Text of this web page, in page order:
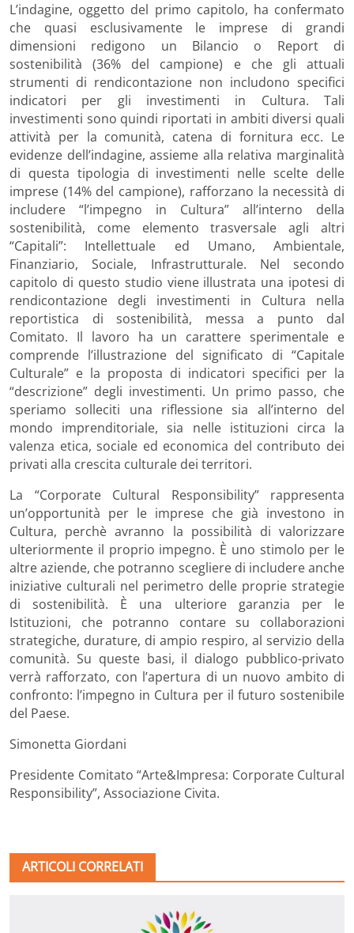
L’indagine, oggetto del primo capitolo, ha confermato
che quasi esclusivamente le imprese di grandi
dimensioni redigono un Bilancio o Report di
sostenibilità (36% del campione) e che gli attuali
strumenti di rendicontazione non includono specifici
indicatori per gli investimenti in Cultura. Tali
investimenti sono quindi riportati in ambiti diversi quali
attività per la comunità, catena di fornitura ecc. Le
evidenze dell’indagine, assieme alla relativa marginalità
di questa tipologia di investimenti nelle scelte delle
imprese (14% del campione), rafforzano la necessità di
includere “l’impegno in Cultura” all’interno della
sostenibilità, come elemento trasversale agli altri
“Capitali”: Intellettuale ed Umano, Ambientale,
Finanziario, Sociale, Infrastrutturale. Nel secondo
capitolo di questo studio viene illustrata una ipotesi di
rendicontazione degli investimenti in Cultura nella
reportistica di sostenibilità, messa a punto dal
Comitato. Il lavoro ha un carattere sperimentale e
comprende l’illustrazione del significato di “Capitale
Culturale” e la proposta di indicatori specifici per la
“descrizione” degli investimenti. Un primo passo, che
speriamo solleciti una riflessione sia all’interno del
mondo imprenditoriale, sia nelle istituzioni circa la
valenza etica, sociale ed economica del contributo dei
privati alla crescita culturale dei territori.
La “Corporate Cultural Responsibility” rappresenta
un’opportunità per le imprese che già investono in
Cultura, perchè avranno la possibilità di valorizzare
ulteriormente il proprio impegno. È uno stimolo per le
altre aziende, che potranno scegliere di includere anche
iniziative culturali nel perimetro delle proprie strategie
di sostenibilità. È una ulteriore garanzia per le
Istituzioni, che potranno contare su collaborazioni
strategiche, durature, di ampio respiro, al servizio della
comunità. Su queste basi, il dialogo pubblico-privato
verrà rafforzato, con l’apertura di un nuovo ambito di
confronto: l’impegno in Cultura per il futuro sostenibile
del Paese.
Simonetta Giordani
Presidente Comitato “Arte&Impresa: Corporate Cultural
Responsibility”, Associazione Civita.
ARTICOLI CORRELATI